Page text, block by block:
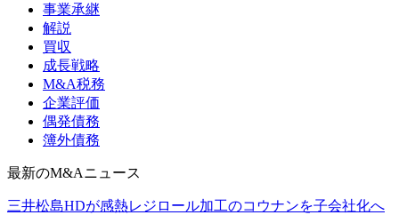
事業承継
解説
買収
成長戦略
M&A税務
企業評価
偶発債務
簿外債務
最新のM&Aニュース
三井松島HDが感熱レジロール加工のコウナンを子会社化へ